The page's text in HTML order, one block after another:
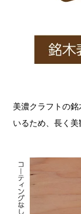
美濃クラフトの
いるため、長く美